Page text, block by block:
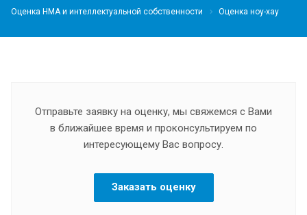
Оценка НМА и интеллектуальной собственности
Оценка ноу-хау
Отправьте заявку на оценку, мы свяжемся с Вами
в ближайшее время и проконсультируем по
интересующему Вас вопросу.
Заказать оценку